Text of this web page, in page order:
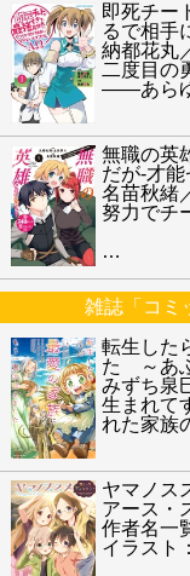
即死チー
るで相
納都花丸
二度目の
――あら
無職の英
だが-才
名苗秋緒
努力でチ
…
雑誌「コミ
転生した
た ～あ
みずち泉
生まれて
れた家族
ヤマノス
アース・
作者名一
イラスト